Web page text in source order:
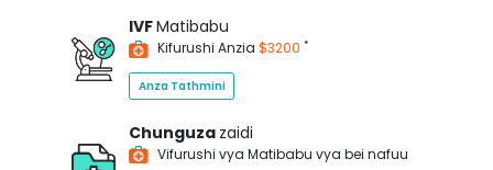
IVFMatibabu
Kifurushi Anzia $3200 *
Anza Tathmini
Chunguza zaidi
Vifurushi vya Matibabu vya bei nafuu